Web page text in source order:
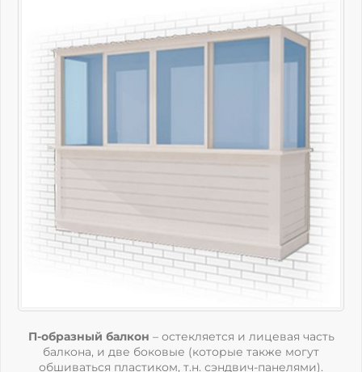
П-образный балкон – остекляется и лицевая часть
балкона, и две боковые (которые также могут
обшиваться пластиком, т.н. сэндвич-панелями).